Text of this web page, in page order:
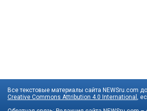
Все текстовые материалы сайта NEWSru.com
Creative Commons Attribution 4.0 International ,